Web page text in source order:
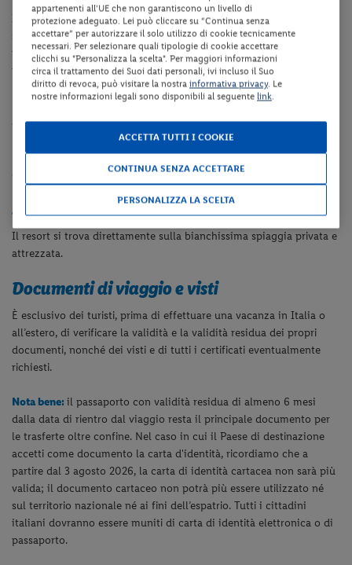
Il resort ha 107 camere, garden villa e beach villa (con
supplemento) tutte con il servizio dimaggiordomo. Posizionate
nei giardini a due passi dalla spiaggia, le Garden Villa (110
m2)presentano un disegno elegante e sono molto spaziose. Hanno
una grande terrazza privata, ungiardino tropicale proprio, un
bagno con vasca idromassaggio per offrire il confort e il lusso
agliospiti. Le Beach Villa, situate in un ambiente raffinato di fronte
la spiaggia di soffice sabbia bianca,hanno una grande terrazza di
legno, una sala da pranzo e un bagno all’aperto con una
vasca idromassaggio, per il massimo confort per gli ospiti
Spiaggia
Il resort si trova direttamente sulla bianchissima spiaggia privata e
attrezzata.
Documenti di viaggio e visti
È esclusivo dei turisti, prima di effettuare una vacanza in Italia o
all’estero, di verificare la validità e la validità residua dei propri
documenti, nonché dei visti e di tutti i certificati eventualmente
richiesti.
Nota bene:il passaporto con validità residua di almeno 6 mesi
dalla data di rientro dal viaggio resta il principale documento per
le trasferte oltre confine. Nel caso in cui il Paese di destinazione
accetti come documento la carta d'identità, ricordiamo che a
partire dal 3 agosto 2026, la carta di identità cartacea non sarà più
valida; il documento cartaceo non potrà più essere utilizzato né
sul territorio nazionale né ai fini dell’espatrio. Tutti i cittadini
italiani dovranno essere muniti di carta di identità elettronica o di
passaporto.
appartenenti all'UE che non garantiscono un livello di
protezione adeguato. Lei può cliccare su “Continua senza
accettare” per autorizzare il solo utilizzo di cookie tecnicamente
necessari. Per selezionare quali tipologie di cookie accettare
clicchi su "Personalizza la scelta". Per maggiori informazioni
circa il trattamento dei Suoi dati personali, ivi incluso il Suo
diritto di revoca, può visitare la nostra informativa privacy. Le
nostre informazioni legali sono disponibili al seguente link.
ACCETTA TUTTI I COOKIE
CONTINUA SENZA ACCETTARE
PERSONALIZZA LA SCELTA